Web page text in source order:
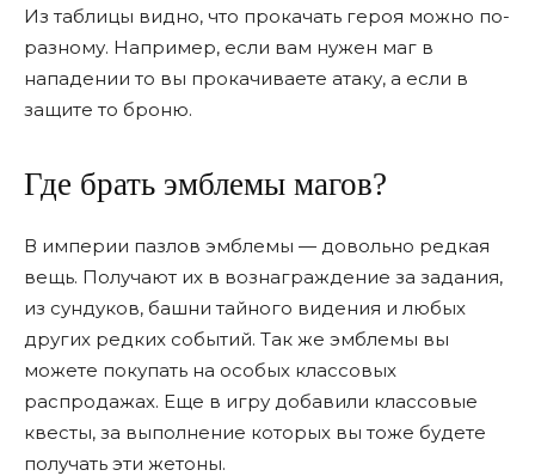
Из таблицы видно, что прокачать героя можно по-
разному. Например, если вам нужен маг в
нападении то вы прокачиваете атаку, а если в
защите то броню.
Где брать эмблемы магов?
В империи пазлов эмблемы — довольно редкая
вещь. Получают их в вознаграждение за задания,
из сундуков, башни тайного видения и любых
других редких событий. Так же эмблемы вы
можете покупать на особых классовых
распродажах. Еще в игру добавили классовые
квесты, за выполнение которых вы тоже будете
получать эти жетоны.